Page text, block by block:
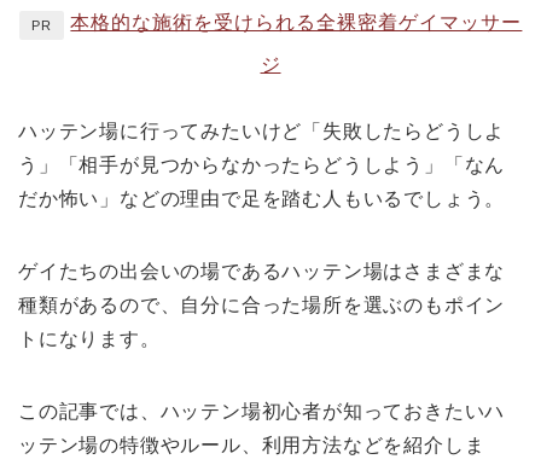
PR 本格的な施術を受けられる全裸密着ゲイマッサー
ジ
ハッテン場に行ってみたいけど「失敗したらどうしよ
う」「相手が見つからなかったらどうしよう」「なん
だか怖い」などの理由で足を踏む人もいるでしょう。
ゲイたちの出会いの場であるハッテン場はさまざまな
種類があるので、自分に合った場所を選ぶのもポイン
トになります。
この記事では、ハッテン場初心者が知っておきたいハ
ッテン場の特徴やルール、利用方法などを紹介しま